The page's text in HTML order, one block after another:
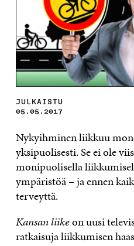
JULKAISTU
05.05.2017
Nykyihminen liikkuu
yksipuolisesti. Se ei ole
monipuolisella
ympäristöä – ja ennen
terveyttä.
Kansan liikeon uusi
ratkaisuja liikkumisen